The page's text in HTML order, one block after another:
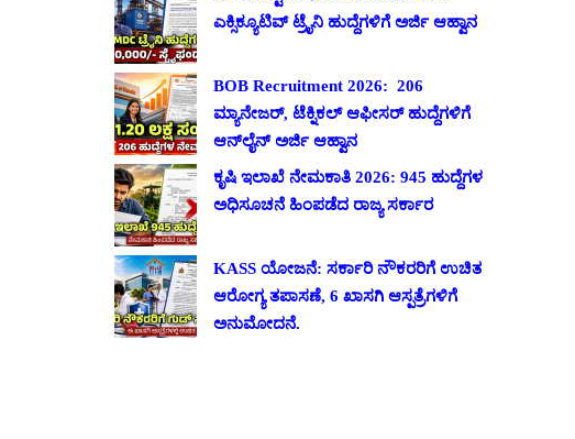
ಎಕ್ಸಿಕ್ಯೂಟಿವ್ ಟ್ರೈನಿ ಹುದ್ದೆಗಳಿಗೆ ಅರ್ಜಿ ಆಹ್ವಾನ
BOB Recruitment 2026: 206
ಮ್ಯಾನೇಜರ್, ಟೆಕ್ನಿಕಲ್ ಆಫೀಸರ್ ಹುದ್ದೆಗಳಿಗೆ
ಆನ್‌ಲೈನ್ ಅರ್ಜಿ ಆಹ್ವಾನ
ಕೃಷಿ ಇಲಾಖೆ ನೇಮಕಾತಿ 2026: 945 ಹುದ್ದೆಗಳ
ಅಧಿಸೂಚನೆ ಹಿಂಪಡೆದ ರಾಜ್ಯ ಸರ್ಕಾರ
KASS ಯೋಜನೆ: ಸರ್ಕಾರಿ ನೌಕರರಿಗೆ ಉಚಿತ
ಆರೋಗ್ಯ ತಪಾಸಣೆ, 6 ಖಾಸಗಿ ಆಸ್ಪತ್ರೆಗಳಿಗೆ
ಅನುಮೋದನೆ.